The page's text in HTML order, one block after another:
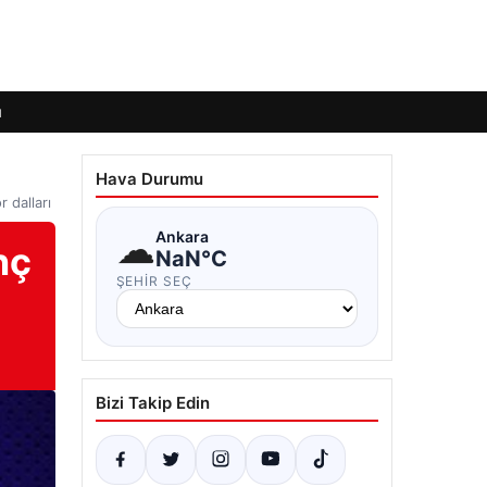
dalları
Hava Durumu
☁Ankara
NaN°C
ŞEHIR SEÇ
Bizi Takip Edin